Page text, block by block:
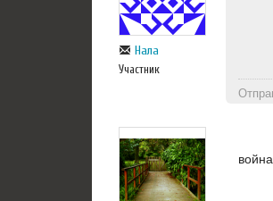
Нала
Участник
война